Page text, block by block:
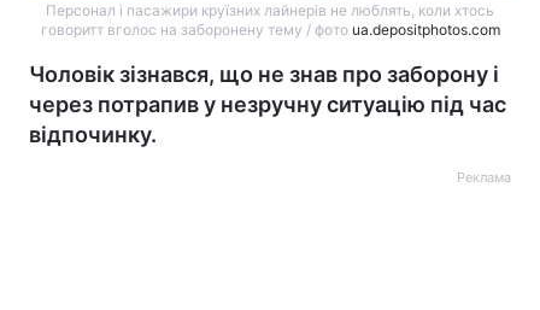
Персонал і пасажири круїзних лайнерів не люблять, коли хтось
говоритт вголос на заборонену тему / фото ua.depositphotos.com
Чоловік зізнався, що не знав про заборону і
через потрапив у незручну ситуацію під час
відпочинку.
Реклама